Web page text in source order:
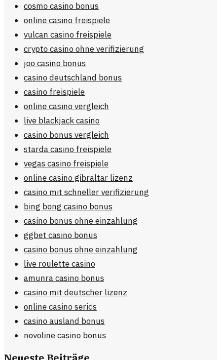
cosmo casino bonus
online casino freispiele
vulcan casino freispiele
crypto casino ohne verifizierung
joo casino bonus
casino deutschland bonus
casino freispiele
online casino vergleich
live blackjack casino
casino bonus vergleich
starda casino freispiele
vegas casino freispiele
online casino gibraltar lizenz
casino mit schneller verifizierung
bing bong casino bonus
casino bonus ohne einzahlung
ggbet casino bonus
casino bonus ohne einzahlung
live roulette casino
amunra casino bonus
casino mit deutscher lizenz
online casino seriös
casino ausland bonus
novoline casino bonus